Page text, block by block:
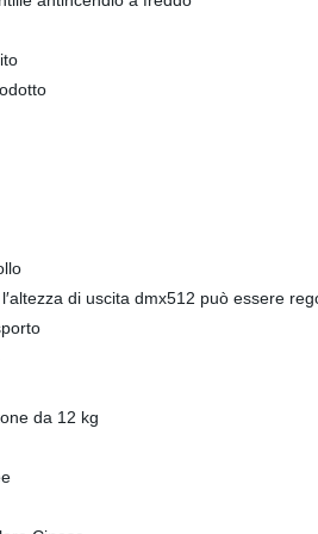
di uscita dmx512 può essere
da 12 kg